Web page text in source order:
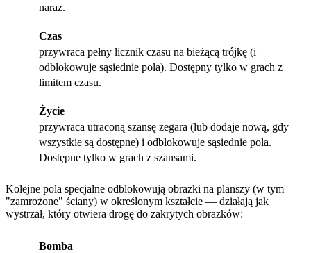
naraz.
Czas
przywraca pełny licznik czasu na bieżącą trójkę (i
odblokowuje sąsiednie pola). Dostępny tylko w grach z
limitem czasu.
Życie
przywraca utraconą szansę zegara (lub dodaje nową, gdy
wszystkie są dostępne) i odblokowuje sąsiednie pola.
Dostępne tylko w grach z szansami.
Kolejne pola specjalne odblokowują obrazki na planszy (w tym
"zamrożone" ściany) w określonym kształcie — działają jak
wystrzał, który otwiera drogę do zakrytych obrazków:
Bomba